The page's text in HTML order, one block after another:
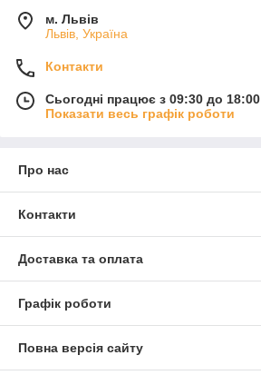
м. Львів
Львів, Україна
Контакти
Сьогодні працює з 09:30 до 18:00
Показати весь графік роботи
Про нас
Контакти
Доставка та оплата
Графік роботи
Повна версія сайту